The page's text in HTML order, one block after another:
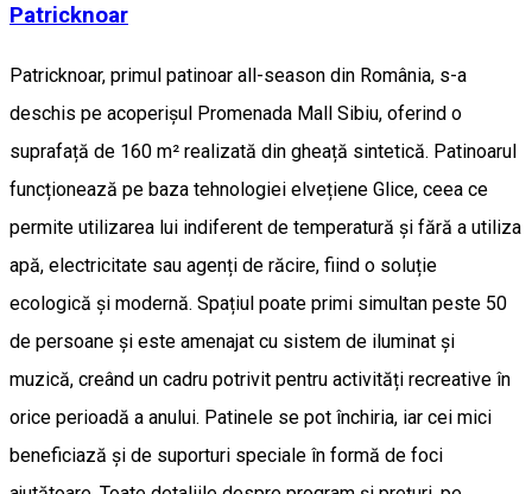
Patricknoar
Patricknoar, primul patinoar all-season din România, s-a
deschis pe acoperișul Promenada Mall Sibiu, oferind o
suprafață de 160 m² realizată din gheață sintetică. Patinoarul
funcționează pe baza tehnologiei elvețiene Glice, ceea ce
permite utilizarea lui indiferent de temperatură și fără a utiliza
apă, electricitate sau agenți de răcire, fiind o soluție
ecologică și modernă. Spațiul poate primi simultan peste 50
de persoane și este amenajat cu sistem de iluminat și
muzică, creând un cadru potrivit pentru activități recreative în
orice perioadă a anului. Patinele se pot închiria, iar cei mici
beneficiază și de suporturi speciale în formă de foci